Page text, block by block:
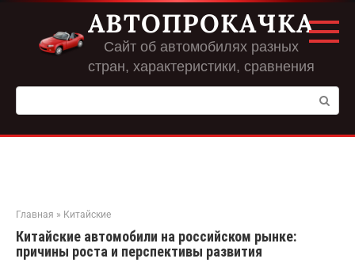
Перейти
контенту
АВТОПРОКАЧКА
Сайт об автомобилях разных
стран, характеристики, сравнения
Поиск:
Главная » Китайские
Китайские автомобили на российском рынке:
причины роста и перспективы развития